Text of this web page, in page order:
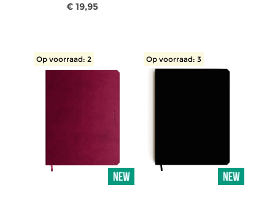
€ 19,95
Op voorraad: 2 Op voorraad: 3